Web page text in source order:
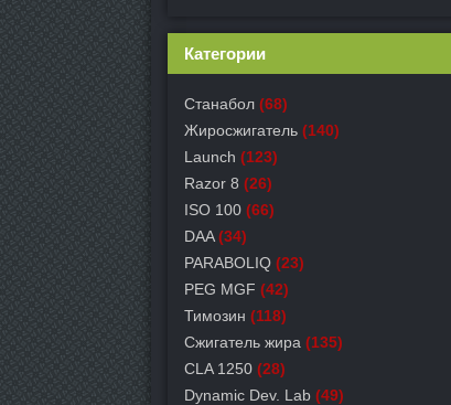
Категории
Станабол (68)
Жиросжигатель (140)
Launch (123)
Razor 8 (26)
ISO 100 (66)
DAA (34)
PARABOLIQ (23)
PEG MGF (42)
Тимозин (118)
Сжигатель жира (135)
CLA 1250 (28)
Dynamic Dev. Lab (49)